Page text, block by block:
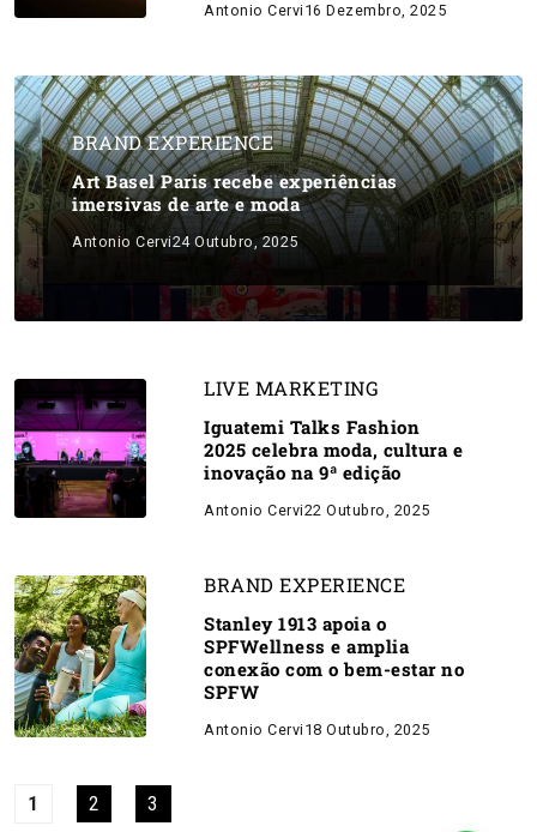
Antonio Cervi 16 Dezembro, 2025
BRAND EXPERIENCE
Art Basel Paris recebe experiências
imersivas de arte e moda
Antonio Cervi24 Outubro, 2025
LIVE MARKETING
Iguatemi Talks Fashion
2025 celebra moda, cultura e
inovação na 9ª edição
Antonio Cervi22 Outubro, 2025
BRAND EXPERIENCE
Stanley 1913 apoia o
SPFWellness e amplia
conexão com o bem-estar no
SPFW
Antonio Cervi 18 Outubro, 2025
1 2 3